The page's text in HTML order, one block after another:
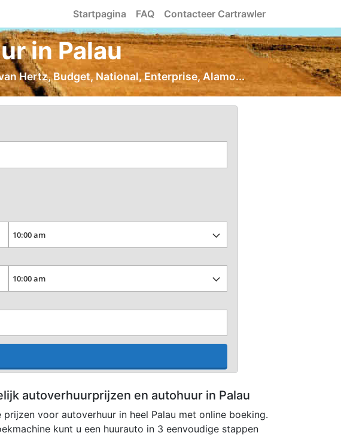
Startpagina FAQ Contacteer Cartrawler
in Palau
Hertz, Budget, National, Enterprise, Alamo...
autoverhuurprijzen en autohuur in Palau
prijzen voor autoverhuur in heel Palau met online boeking.
kunt u een huurauto in 3 eenvoudige stappen